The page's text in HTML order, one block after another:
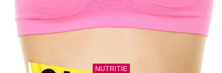
NUTRITIE